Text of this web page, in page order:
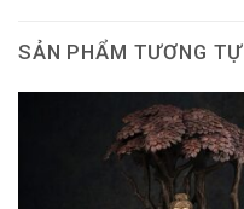
SẢN PHẨM TƯƠNG TỰ